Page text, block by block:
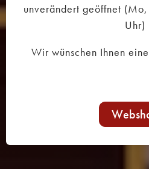
unverändert geöffnet
Uhr)
Wir wünschen Ihnen